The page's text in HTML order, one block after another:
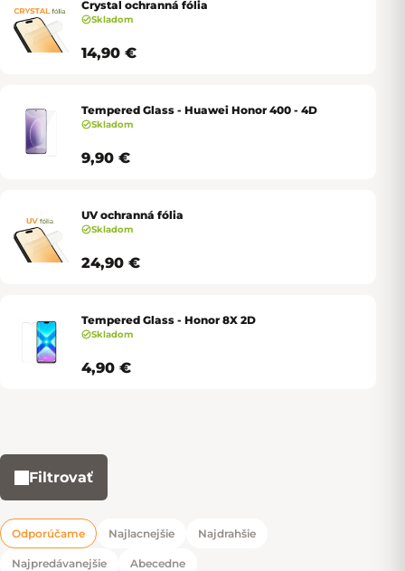
Crystal ochranná fólia
Skladom
14,90 €
Tempered Glass - Huawei Honor 400 - 4D
Skladom
9,90 €
UV ochranná fólia
Skladom
24,90 €
Tempered Glass - Honor 8X 2D
Skladom
4,90 €
Filtrovať
Radenie produktov
Odporúčame Najlacnejšie Najdrahšie
Najpredávanejšie
Abecedne
Výpis produktov